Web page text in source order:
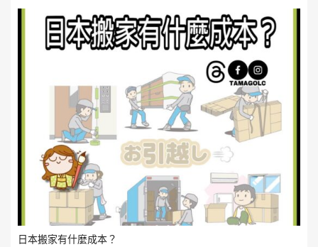
日本搬家有什麼成本？